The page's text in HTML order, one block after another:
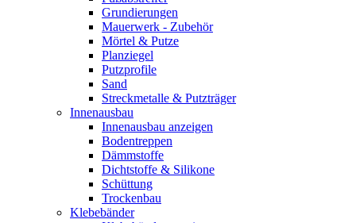
Grundierungen
Mauerwerk - Zubehör
Mörtel & Putze
Planziegel
Putzprofile
Sand
Streckmetalle & Putzträger
Innenausbau
Innenausbau anzeigen
Bodentreppen
Dämmstoffe
Dichtstoffe & Silikone
Schüttung
Trockenbau
Klebebänder